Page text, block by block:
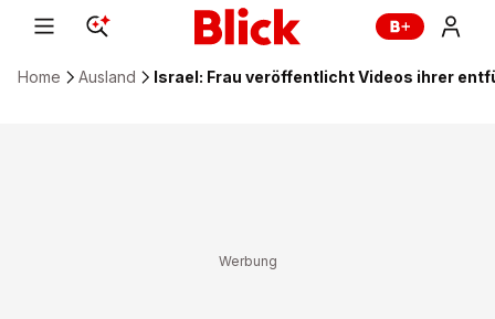
Home Ausland Israel: Frau veröffentlicht Videos ihrer